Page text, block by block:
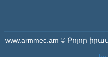
www.armmed.am © Բոլոր